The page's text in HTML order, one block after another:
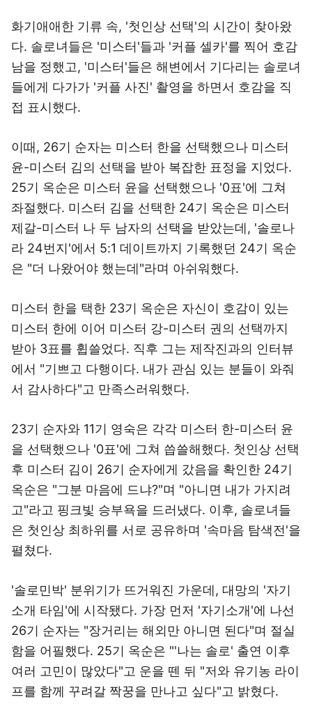
화기애애한 기류 속, '첫인상 선택'의 시간이 찾아왔
다. 솔로녀들은 '미스터'들과 '커플 셀카'를 찍어 호감
남을 정했고, '미스터'들은 해변에서 기다리는 솔로녀
들에게 다가가 '커플 사진' 촬영을 하면서 호감을 직
접 표시했다.
이때, 26기 순자는 미스터 한을 선택했으나 미스터
윤-미스터 김의 선택을 받아 복잡한 표정을 지었다.
25기 옥순은 미스터 윤을 선택했으나 '0표'에 그쳐
좌절했다. 미스터 김을 선택한 24기 옥순은 미스터
제갈-미스터 나 두 남자의 선택을 받았는데, '솔로나
라 24번지'에서 5:1 데이트까지 기록했던 24기 옥순
은 "더 나왔어야 했는데"라며 아쉬워했다.
미스터 한을 택한 23기 옥순은 자신이 호감이 있는
미스터 한에 이어 미스터 강-미스터 권의 선택까지
받아 3표를 휩쓸었다. 직후 그는 제작진과의 인터뷰
에서 "기쁘고 다행이다. 내가 관심 있는 분들이 와줘
서 감사하다"고 만족스러워했다.
23기 순자와 11기 영숙은 각각 미스터 한-미스터 윤
을 선택했으나 '0표'에 그쳐 씁쓸해했다. 첫인상 선택
후 미스터 김이 26기 순자에게 갔음을 확인한 24기
옥순은 "그분 마음에 드냐?"며 "아니면 내가 가지려
고"라고 핑크빛 승부욕을 드러냈다. 이후, 솔로녀들
은 첫인상 최하위를 서로 공유하며 '속마음 탐색전'을
펼쳤다.
'솔로민박' 분위기가 뜨거워진 가운데, 대망의 '자기
소개 타임'에 시작됐다. 가장 먼저 '자기소개'에 나선
26기 순자는 "장거리는 해외만 아니면 된다"며 절실
함을 어필했다. 25기 옥순은 "'나는 솔로' 출연 이후
여러 고민이 많았다"고 운을 뗀 뒤 "저와 유기농 라이
프를 함께 꾸려갈 짝꿍을 만나고 싶다"고 밝혔다.